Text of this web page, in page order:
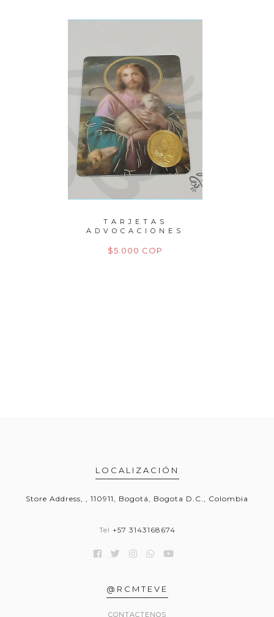
TARJETAS
ADVOCACIONES
$5.000 COP
LOCALIZACIÓN
Store Address, , 110911, Bogotá, Bogota D.C., Colombia
Tel +57 3143168674
@RCMTEVE
CONTACTENOS